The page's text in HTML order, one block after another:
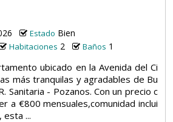
Estado Bien
Habitaciones 2 Baños 1
ubicado en la Avenida del Ci
más tranquilas y agradables de Bu
Sanitaria - Pozanos. Con un precio c
a €800 mensuales,comunidad inclui
esta ...